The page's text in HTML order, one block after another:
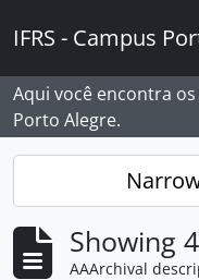
IFRS - Campus
Aqui você encontra
Porto Alegre.
Showing
AAArchival